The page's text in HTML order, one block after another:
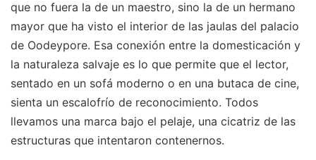
que no fuera la de un maestro, sino la de un hermano
mayor que ha visto el interior de las jaulas del palacio
de Oodeypore. Esa conexión entre la domesticación y
la naturaleza salvaje es lo que permite que el lector,
sentado en un sofá moderno o en una butaca de cine,
sienta un escalofrío de reconocimiento. Todos
llevamos una marca bajo el pelaje, una cicatriz de las
estructuras que intentaron contenernos.